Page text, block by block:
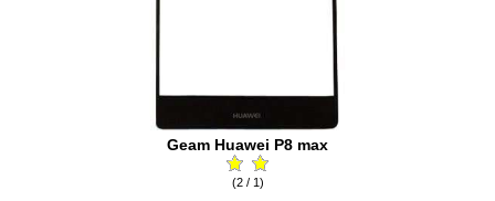
Geam Huawei P8 max
(2 / 1)